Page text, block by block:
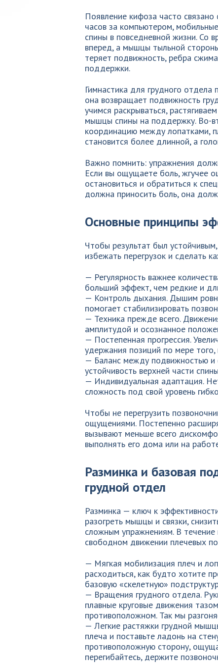
Появление кифоза часто
часов за компьютером,
спины в повседневной жизни. Со
вперед, а мышцы тыльной
теряет подвижность, ребра
поддержки.
Гимнастика для грудного
она возвращает подвижность
учимся раскрываться,
мышцы спины на поддержку. Во-
координацию между лопатками,
становится более длинной, а
Важно помнить: упражнения
Если вы ощущаете боль, жгучее
остановиться и обратиться к
должна приносить боль, она
Основные принципы
Чтобы результат был
избежать перегрузок и сделать
— Регулярность важнее
больший эффект, чем редкие и
— Контроль дыхания. Дышим
помогает стабилизировать
— Техника прежде всего.
амплитудой и осознанное
— Постепенная прогрессия.
удержания позиций по мере
— Баланс между подвижностью и
устойчивость верхней части
— Индивидуальная адаптация.
сложность под свой уровень
Чтобы не перегрузить
ощущениями. Постепенно
вызывают меньше всего
выполнять его дома или на
Разминка и базовая
грудной отдел
Разминка — ключ к
разогреть мышцы и связки,
сложным упражнениям. В
свободном движении плечевых
— Мягкая мобилизация плеч и
расходиться, как будто хотите
базовую «скелетную»
— Вращения грудного отдела.
плавные круговые движения
противоположном. Так мы
— Легкие растяжки грудной
плеча и поставьте ладонь на
противоположную сторону,
перегибайтесь, держите